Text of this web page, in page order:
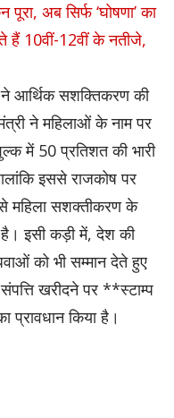
अब सिर्फ ‘घोषणा’ का
हैं 10वीं-12वीं के नतीजे,
आर्थिक सशक्तिकरण की
ने महिलाओं के नाम पर
में 50 प्रतिशत की भारी
इससे राजकोष पर
महिला सशक्तीकरण के
इसी कड़ी में, देश की
को भी सम्मान देते हुए
खरीदने पर **स्टाम्प
किया है।